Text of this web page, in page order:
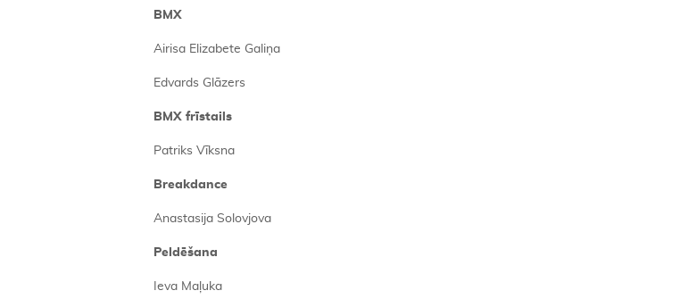
BMX
Airisa Elizabete Galiņa
Edvards Glāzers
BMX frīstails
Patriks Vīksna
Breakdance
Anastasija Solovjova
Peld ēšana
Ieva Maļuka